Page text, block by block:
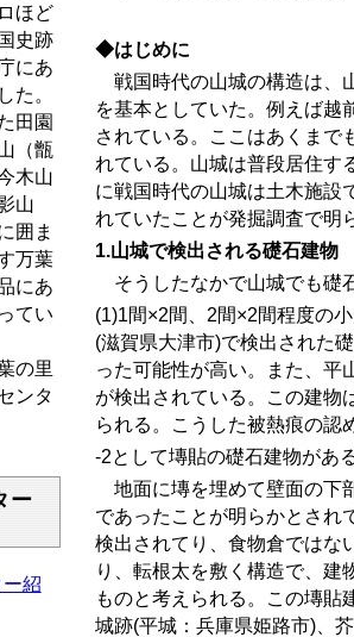
ほど
史跡
にあ
た。
田園
（甑
木山
山
囲ま
万葉
にあ
てい
の里
ンタ
ー
紹
滋賀県
◆はじめに
戦国時代の山城の構造は、
を基本としていた。例えば越
されている。ここはあくまで
れている。山城は普段居住す
に戦国時代の山城は土木施設
れていたことが発掘調査で明
1.山城で検出される礎石建物
そうしたなかで山城でも礎
(1)1間×2間、 2間×2間程度の
(滋賀県大津市)で検出された
った可能性が高い。また、平
が検出されている。この建物
られる。こうした被熱痕の認
-2として塼貼の礎石建物がある
地面に塼を埋めて壁面の下
であったことが明らかとされ
検出されてり、食物倉ではな
り、転根太を敷く構造で、建
ものと考えられる。この塼貼
城跡(平城：兵庫県姫路市)、